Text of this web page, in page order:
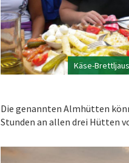
Käse-
Die genannten Almhütten
Stunden an allen drei Hütten